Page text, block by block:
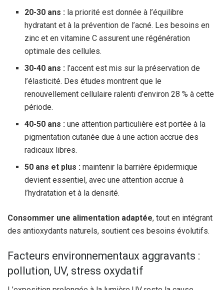
20-30 ans : la priorité est donnée à l’équilibre
hydratant et à la prévention de l’acné. Les besoins en
zinc et en vitamine C assurent une régénération
optimale des cellules.
30-40 ans : l’accent est mis sur la préservation de
l’élasticité. Des études montrent que le
renouvellement cellulaire ralenti d’environ 28 % à cette
période.
40-50 ans : une attention particulière est portée à la
pigmentation cutanée due à une action accrue des
radicaux libres.
50 ans et plus : maintenir la barrière épidermique
devient essentiel, avec une attention accrue à
l’hydratation et à la densité.
Consommer une alimentation adaptée, tout en intégrant
des antioxydants naturels, soutient ces besoins évolutifs.
Facteurs environnementaux aggravants :
pollution, UV, stress oxydatif